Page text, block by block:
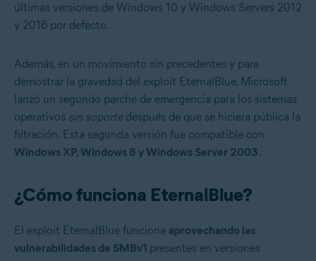
últimas versiones de Windows 10 y Windows Servers 2012
y 2016 por defecto.
Además, en un movimiento sin precedentes y para
demostrar la gravedad del exploit EternalBlue, Microsoft
lanzó un segundo parche de emergencia para los sistemas
operativos sin soportedespués de que se hiciera pública la
filtración. Esta segunda versión fue compatible con
Windows XP, Windows 8 y Windows Server 2003.
¿Cómo funciona EternalBlue?
El exploit EternalBlue funciona aprovechando las
vulnerabilidades de SMBv1 presentes en versiones